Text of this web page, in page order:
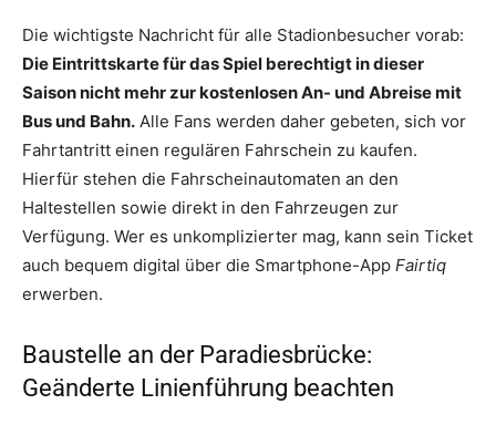
Die wichtigste Nachricht für alle Stadionbesucher vorab:
Die Eintrittskarte für das Spiel berechtigt in dieser
Saison nicht mehr zur kostenlosen An- und Abreise mit
Bus und Bahn. Alle Fans werden daher gebeten, sich vor
Fahrtantritt einen regulären Fahrschein zu kaufen.
Hierfür stehen die Fahrscheinautomaten an den
Haltestellen sowie direkt in den Fahrzeugen zur
Verfügung. Wer es unkomplizierter mag, kann sein Ticket
auch bequem digital über die Smartphone-App Fairtiq
erwerben.
Baustelle an der Paradiesbrücke:
Geänderte Linienführung beachten